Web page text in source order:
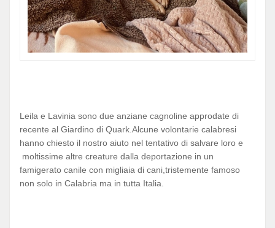
Leila e Lavinia sono due anziane cagnoline approdate di
recente al Giardino di Quark.Alcune volontarie calabresi
hanno chiesto il nostro aiuto nel tentativo di salvare loro e
moltissime altre creature dalla deportazione in un
famigerato canile con migliaia di cani,tristemente famoso
non solo in Calabria ma in tutta Italia.